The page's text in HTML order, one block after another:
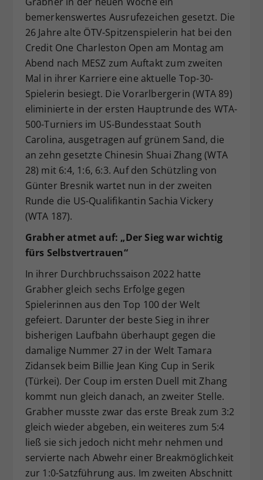
bemerkenswertes Ausrufezeichen gesetzt. Die
26 Jahre alte ÖTV-Spitzenspielerin hat bei den
Credit One Charleston Open am Montag am
Abend nach MESZ zum Auftakt zum zweiten
Mal in ihrer Karriere eine aktuelle Top-30-
Spielerin besiegt. Die Vorarlbergerin (WTA 89)
eliminierte in der ersten Hauptrunde des WTA-
500-Turniers im US-Bundesstaat South
Carolina, ausgetragen auf grünem Sand, die
an zehn gesetzte Chinesin Shuai Zhang (WTA
28) mit 6:4, 1:6, 6:3. Auf den Schützling von
Günter Bresnik wartet nun in der zweiten
Runde die US-Qualifikantin Sachia Vickery
(WTA 187).
Grabher atmet auf: „Der Sieg war wichtig
fürs Selbstvertrauen“
In ihrer Durchbruchssaison 2022 hatte
Grabher gleich sechs Erfolge gegen
Spielerinnen aus den Top 100 der Welt
gefeiert. Darunter der beste Sieg in ihrer
bisherigen Laufbahn überhaupt gegen die
damalige Nummer 27 in der Welt Tamara
Zidansek beim Billie Jean King Cup in Serik
(Türkei). Der Coup im ersten Duell mit Zhang
kommt nun gleich danach, an zweiter Stelle.
Grabher musste zwar das erste Break zum 3:2
gleich wieder abgeben, ein weiteres zum 5:4
ließ sie sich jedoch nicht mehr nehmen und
servierte nach Abwehr einer Breakmöglichkeit
zur 1:0-Satzführung aus. Im zweiten Abschnitt
Zweck
Dieser Wert speichert Ihre Consent-
Einstellungen. Unter anderem eine
zufällig generierte ID, für die
historische Speicherung Ihrer
vorgenommen Einstellungen, falls der
Webseiten-Betreiber dies eingestellt
hat.